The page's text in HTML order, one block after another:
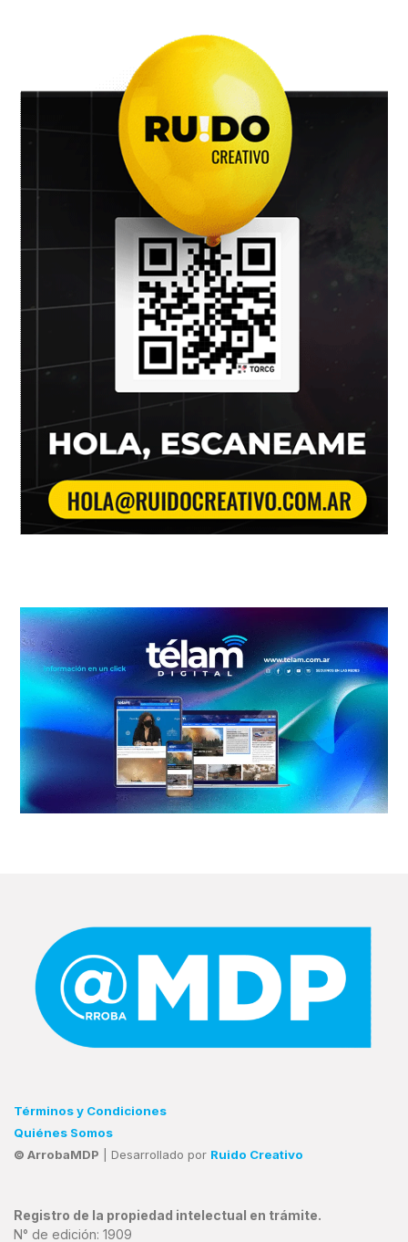
Términos y Condiciones
Quiénes Somos
© ArrobaMDP | Desarrollado por Ruido Creativo
Registro de la propiedad intelectual en trámite.
N° de edición: 1909